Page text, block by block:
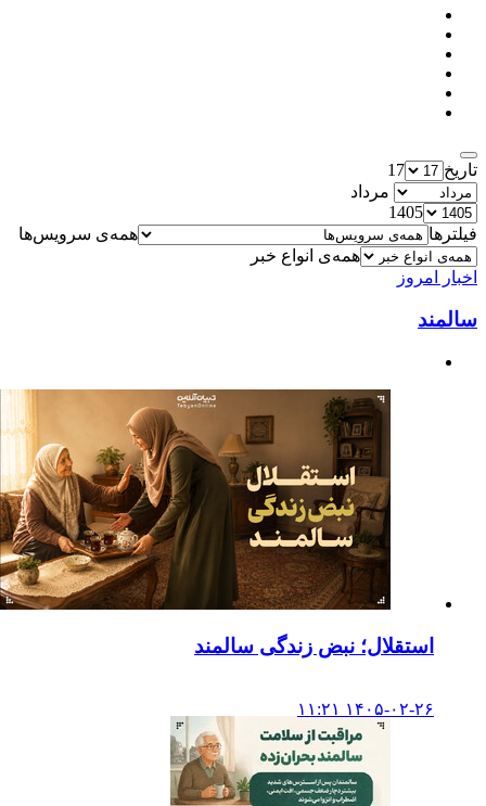
تاریخ
17
مرداد
1405
فیلترها
همه‌ی سرویس‌ها
همه‌ی انواع خبر
اخبار امروز
سالمند
استقلال؛ نبض زندگی سالمند
۱۴۰۵-۰۲-۲۶ ۱۱:۲۱